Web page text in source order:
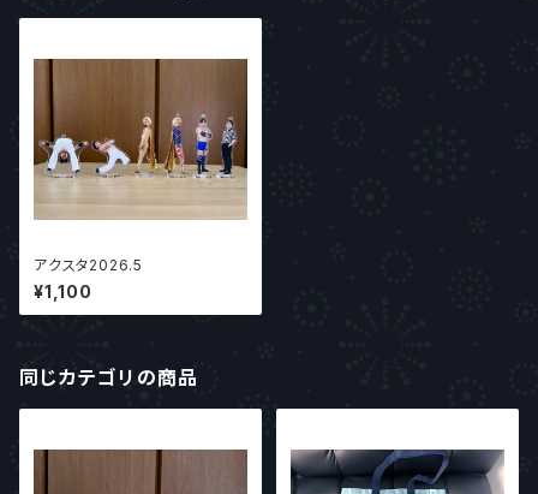
アクスタ2026.5
¥1,100
同じカテゴリの商品